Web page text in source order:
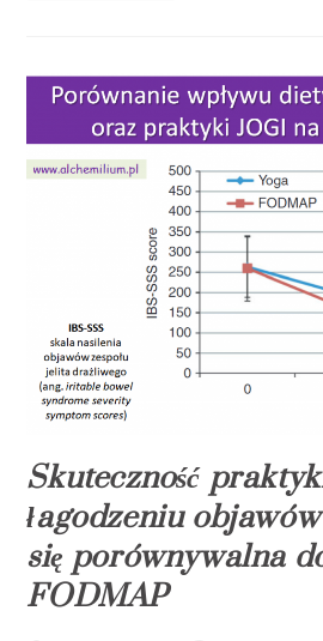
Skuteczność
łagodzeniu
się porównywalna
FODMAP